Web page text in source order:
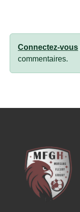
Connectez-vous
commentaires.